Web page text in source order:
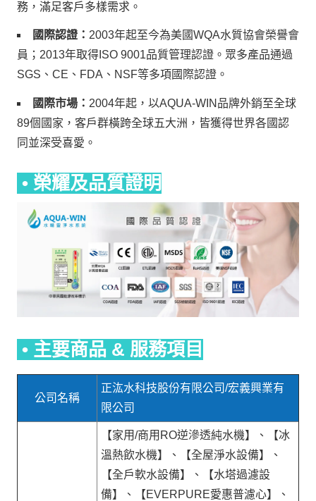
務，滿足客戶多樣需求。
國際認證： 2003年起至今為美國WQA水質協會榮譽會
員；2013年取得ISO 9001品質管理認證。眾多產品通過
SGS、CE、FDA、NSF等多項國際認證。
國際市場： 2004年起，以AQUA-WIN品牌外銷至全球
89個國家，客戶群橫跨全球五大洲，皆獲得世界各國認
同並深受喜愛。
• 榮耀及品質證明
• 主要商品 & 服務項目
公司名稱
正汯水科技股份有限公司/宏義興業有
限公司
【家用/商用RO逆滲透純水機】、【冰
溫熱飲水機】、【全屋淨水設備】、
【全戶軟水設備】、【水塔過濾設
備】、【EVERPURE愛惠普濾心】、